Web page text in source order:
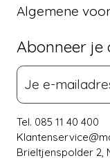
Algemene
Abonneer je
Tel. 085 11 40 400
Brieltjenspolder 2,